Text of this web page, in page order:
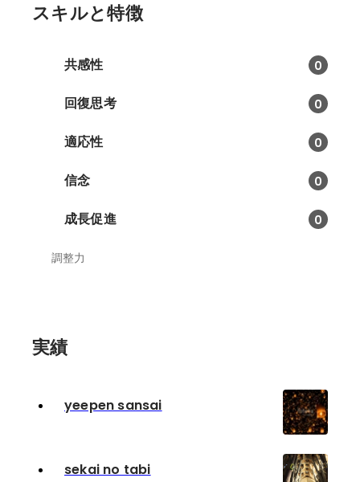
スキルと特徴
共感性 0
回復思考 0
適応性 0
信念 0
成長促進 0
調整力
実績
yeepen sansai
sekai no tabi